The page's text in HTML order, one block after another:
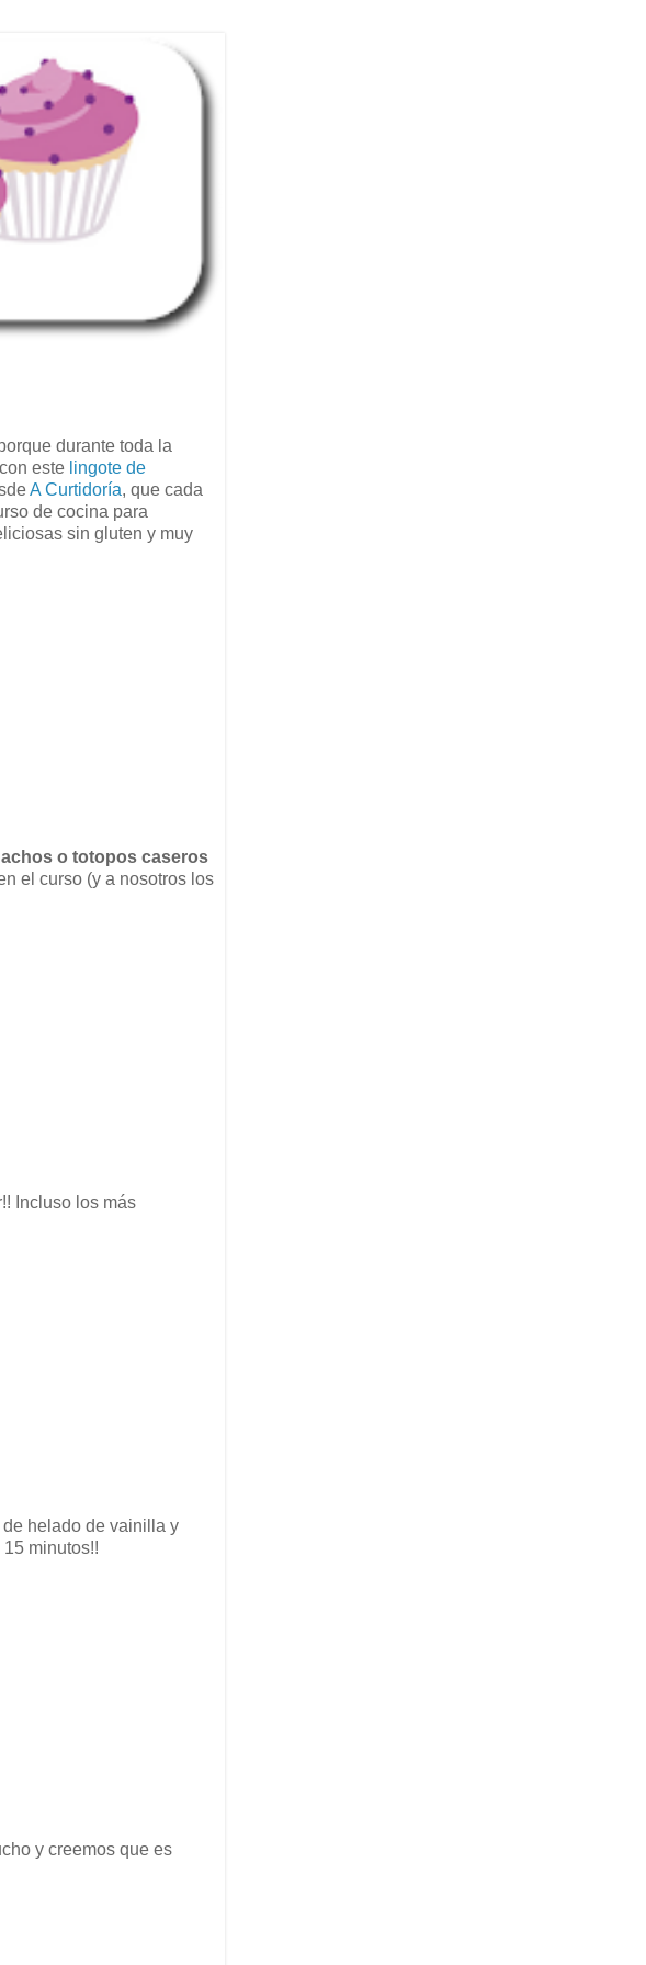
durante toda la
este lingote de
A Curtidoría, que cada
de cocina para
sin gluten y muy
o totopos caseros
el curso (y a nosotros los
Incluso los más
helado de vainilla y
minutos!!
y creemos que es